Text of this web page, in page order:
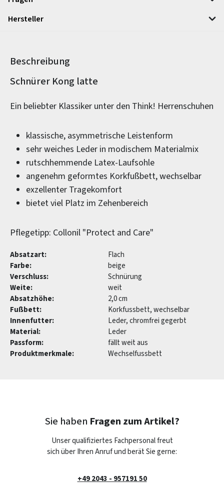
Hersteller
Beschreibung
Produktinformationen
Schnürer Kong latte
Ein beliebter Klassiker unter den Think! Herrenschuhen
klassische, asymmetrische Leistenform
sehr weiches Leder in modischem Materialmix
rutschhemmende Latex-Laufsohle
angenehm geformtes Korkfußbett, wechselbar
exzellenter Tragekomfort
bietet viel Platz im Zehenbereich
Pflegetipp: Collonil "Protect and Care"
Absatzart:
Flach
Farbe:
beige
Verschluss:
Schnürung
Weite:
weit
Absatzhöhe:
2,0 cm
Fußbett:
Korkfussbett, wechselbar
Innenfutter:
Leder, chromfrei gegerbt
Material:
Leder
Passform:
fällt weit aus
Produktmerkmale:
Wechselfussbett
Sie haben Fragen zum Artikel?
Unser qualifiziertes Fachpersonal freut
sich über Ihren Anruf und berät Sie gerne:
+49 2043 - 957191 50